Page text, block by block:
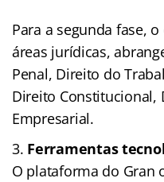
Para a segunda fase,
áreas jurídicas,
Penal, Direito do
Direito Constitucional,
Empresarial.
Ferramentas
O plataforma do Gran